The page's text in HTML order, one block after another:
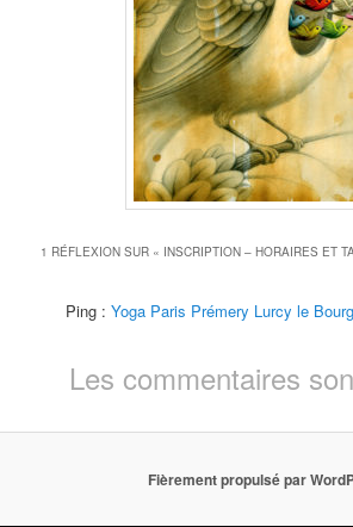
1 RÉFLEXION SUR « INSCRIPTION – HORAIRES ET
Ping :Yoga Paris Prémery Lurcy le Bourg
Les commentaires
Fièrement propulsé par